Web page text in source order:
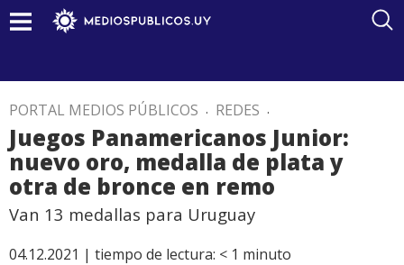
PORTAL MEDIOS PÚBLICOS . REDES .
Juegos Panamericanos Junior:
nuevo oro, medalla de plata y
otra de bronce en remo
Van 13 medallas para Uruguay
04.12.2021 | tiempo de lectura: < 1 minuto